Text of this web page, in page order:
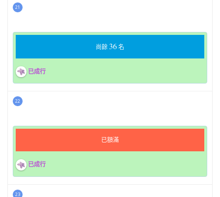
21
尚餘36名
已成行
22
已額滿
已成行
23